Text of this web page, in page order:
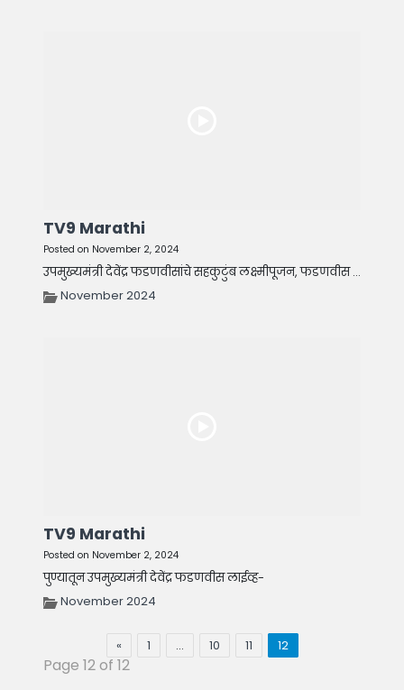
TV9 Marathi
Posted on November 2, 2024
उपमुख्यमंत्री देवेंद्र फडणवीसांचे सहकुटुंब लक्ष्मीपूजन, फडणवीस ...
November 2024
TV9 Marathi
Posted on November 2, 2024
पुण्यातून उपमुख्यमंत्री देवेंद्र फडणवीस लाईव्ह-
November 2024
« 1 … 10 11 12
Page 12 of 12